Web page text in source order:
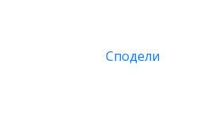
Сподели